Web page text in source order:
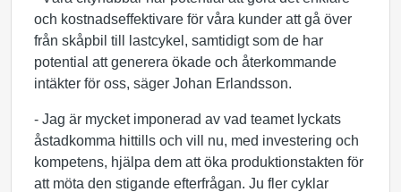
och kostnadseffektivare för våra kunder att gå över
från skåpbil till lastcykel, samtidigt som de har
potential att generera ökade och återkommande
intäkter för oss, säger Johan Erlandsson.
- Jag är mycket imponerad av vad teamet lyckats
åstadkomma hittills och vill nu, med investering och
kompetens, hjälpa dem att öka produktionstakten för
att möta den stigande efterfrågan. Ju fler cyklar